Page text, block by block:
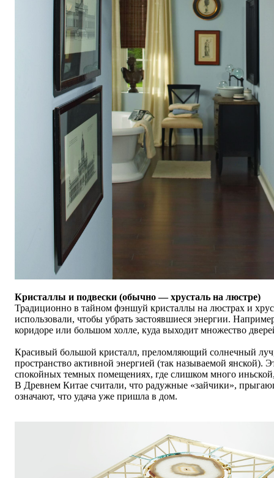
Кристаллы и подвески (обычно — хрусталь на люстре)
Традиционно в тайном фэншуй кристаллы на люстрах и
использовали, чтобы убрать застоявшиеся энергии.
коридоре или большом холле, куда выходит множество
Красивый большой кристалл, преломляющий солнечный
пространство активной энергией (так называемой янской).
спокойных темных помещениях, где слишком много
В Древнем Китае считали, что радужные «зайчики»,
означают, что удача уже пришла в дом.